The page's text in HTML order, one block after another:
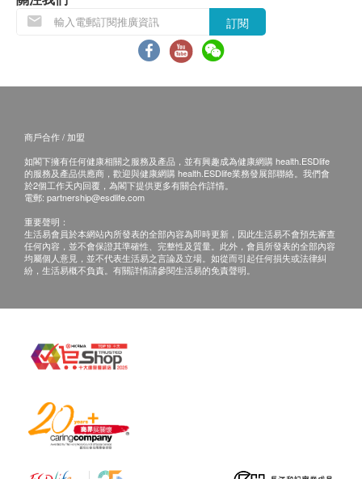
現象。
客再作安排。
所有圖片及產品資料只供參考。
退換條款：
當顧客收取已訂購之貨品時，有責任檢查貨品是否
有損毀情況，一經確認簽收，恕不接受退換。
退換產品必須包裝完整，如退換之產品有任何殘缺
或過期退回，供應商有權不受理。
正本，並於送貨後3個工作天內按下列方式聯絡屈
電郵: ww_cgiorder@aswatson.com
查詢熱線: 2660 6633
訂閱
商戶合作 / 加盟
如閣下擁有任何健康相關之服務及產品，並有興趣成為健康網購 health.ESDlife
的服務及產品供應商，歡迎與健康網購 health.ESDlife業務發展部聯絡。我們會
於2個工作天內回覆，為閣下提供更多有關合作詳情。
電郵: partnership@esdlife.com
重要聲明：
生活易會員於本網站內所發表的全部內容為即時更新，因此生活易不會預先審查
任何內容，並不會保證其準確性、完整性及質量。此外，會員所發表的全部內容
均屬個人意見，並不代表生活易之言論及立場。如從而引起任何損失或法律糾
紛，生活易概不負責。有關詳情請參閱生活易的免責聲明。